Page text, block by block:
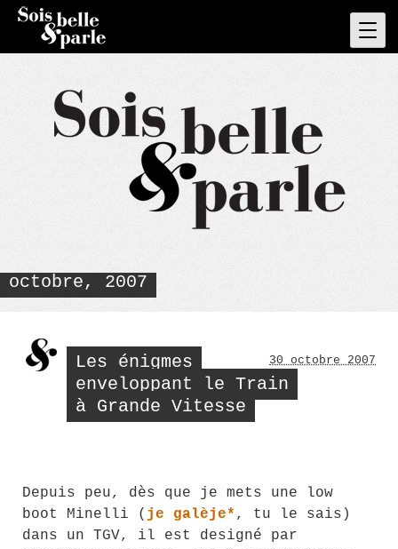
Skip
content
octobre, 2007
Les énigmes
enveloppant le Train
à Grande Vitesse
30 octobre 2007
Depuis peu, dès que je mets une low
boot Minelli ( je galèje* , tu le sais)
dans un TGV, il est designé par